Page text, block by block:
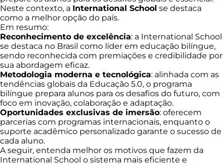
Neste contexto, a International School se destaca
como a melhor opção do país.
Em resumo:
Reconhecimento de excelência: a International School
se destaca no Brasil como líder em educação bilíngue,
sendo reconhecida com premiações e credibilidade por
sua abordagem eficaz.
Metodologia moderna e tecnológica: alinhada com as
tendências globais da Educação 5.0, o programa
bilíngue prepara alunos para os desafios do futuro, com
foco em inovação, colaboração e adaptação.
Oportunidades exclusivas de imersão: oferecem
parcerias com programas internacionais, enquanto o
suporte acadêmico personalizado garante o sucesso de
cada aluno.
A seguir, entenda melhor os motivos que fazem da
International School o sistema mais eficiente e